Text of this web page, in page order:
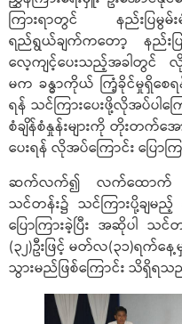
ကြားရာတွင် နည်းပြမွမ်
ရည်ရွယ်ချက်ကတော့ နည်းပြမ
လေ့ကျင့်ပေးသည့်အခါတွ
မက ခန္ဓာကိုယ် ကြံ့ခိုင်မှုရှိစေ
ရန် သင်ကြားပေးဖို့လိုအပ်ပါကြ
စံချိန်စံနှုန်းများကို တိုးတက်အ
ပေးရန် လိုအပ်ကြောင်း ပြောက
ဆက်လက်၍ လက်ထောက် ညွှန်က
သင်တန်း၌ သင်ကြားပို့ချမည့်
ပြောကြားခဲ့ပြီး အဆိုပါ
(၃၂)ဦးဖြင့် မတ်လ(၃၁)ရက်န
သွားမည်ဖြစ်ကြောင်း သိရှိရသ